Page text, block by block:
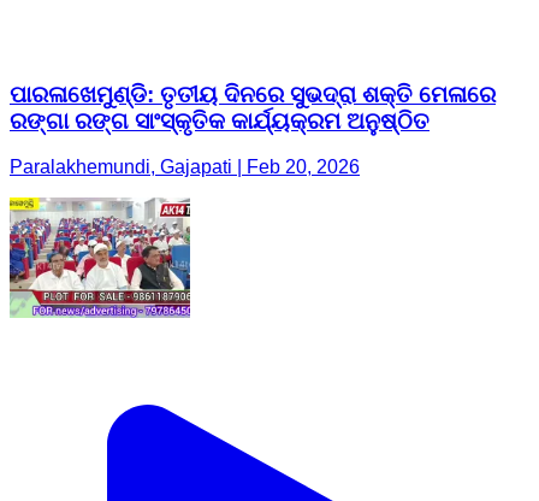
ପାରଳାଖେମୁଣ୍ଡି: ତୃତୀୟ ଦିନରେ ସୁଭଦ୍ରା ଶକ୍ତି ମେଳାରେ
ରଙ୍ଗା ରଙ୍ଗ ସାଂସ୍କୃତିକ କାର୍ଯ୍ୟକ୍ରମ ଅନୁଷ୍ଠିତ
Paralakhemundi, Gajapati | Feb 20, 2026